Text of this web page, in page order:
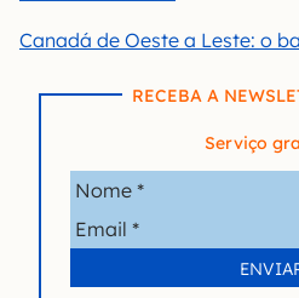
Canadá de Oeste a Leste: o
RECEBA A
Serviço